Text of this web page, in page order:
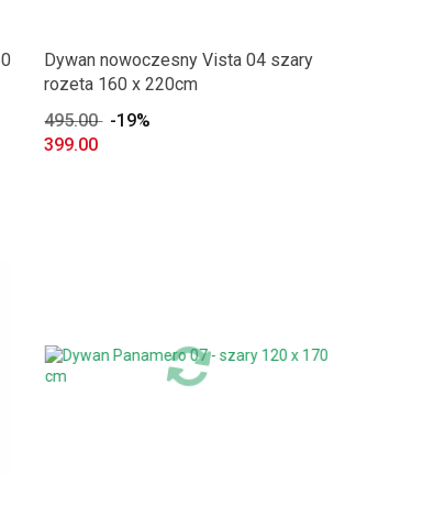
Dywan nowoczesny Vista 04 szary
rozeta 160 x 220cm
495.00
-19%
399.00